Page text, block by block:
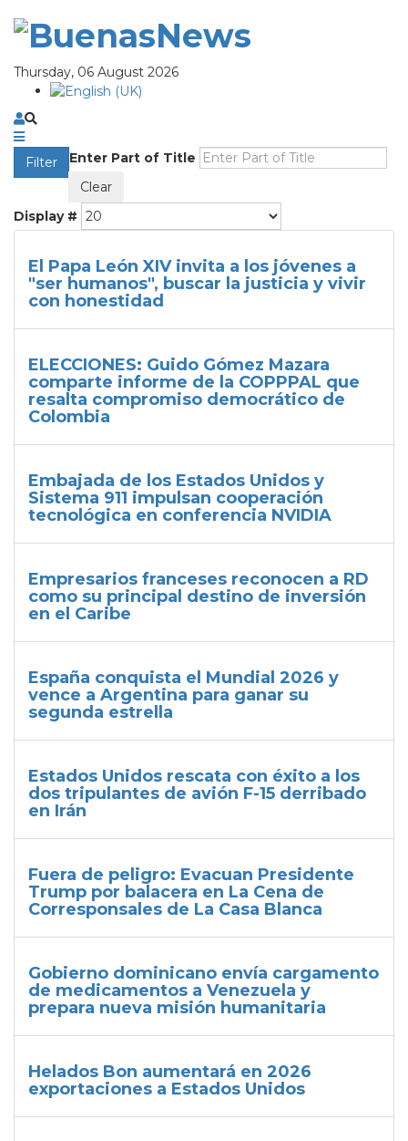
Thursday, 06 August 2026
Enter Part of Title
Filter
Clear
Display #
El Papa León XIV invita a los jóvenes a
"ser humanos", buscar la justicia y vivir
con honestidad
ELECCIONES: Guido Gómez Mazara
comparte informe de la COPPPAL que
resalta compromiso democrático de
Colombia
Embajada de los Estados Unidos y
Sistema 911 impulsan cooperación
tecnológica en conferencia NVIDIA
Empresarios franceses reconocen a RD
como su principal destino de inversión
en el Caribe
España conquista el Mundial 2026 y
vence a Argentina para ganar su
segunda estrella
Estados Unidos rescata con éxito a los
dos tripulantes de avión F-15 derribado
en Irán
Fuera de peligro: Evacuan Presidente
Trump por balacera en La Cena de
Corresponsales de La Casa Blanca
Gobierno dominicano envía cargamento
de medicamentos a Venezuela y
prepara nueva misión humanitaria
Helados Bon aumentará en 2026
exportaciones a Estados Unidos